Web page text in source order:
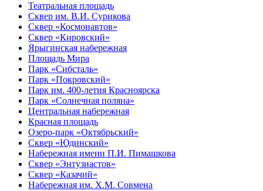
Театральная площадь
Сквер им. В.И. Сурикова
Сквер «Космонавтов»
Сквер «Кировский»
Ярыгинская набережная
Площадь Мира
Парк «Сибсталь»
Парк «Покровский»
Парк им. 400-летия Красноярска
Парк «Солнечная поляна»
Центральная набережная
Красная площадь
Озеро-парк «Октябрьский»
Сквер «Юдинский»
Набережная имени П.И. Пимашкова
Сквер «Энтузиастов»
Сквер «Казачий»
Набережная им. Х.М. Совмена